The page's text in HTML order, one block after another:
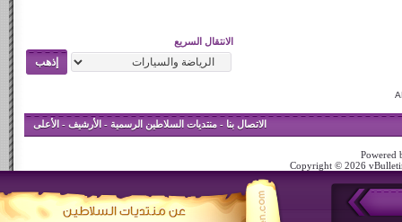
الانتقال السريع
الاتصال بنا - منتديات السلاطين الرسمية- الأرشيف- الأعلى
Powered
Copyright © 2026